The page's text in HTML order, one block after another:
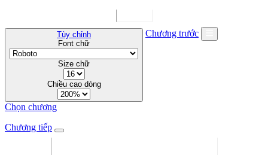
Tùy chỉnh
Font chữ
Size chữ
Chiều cao dòng
Chương trước
Chọn chương
Chương tiếp